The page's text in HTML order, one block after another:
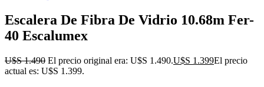
Escalera De Fibra De Vidrio 10.68m Fer-
40 Escalumex
U$S1.490 El precio original era: U$S 1.490.U$S 1.399El precio
actual es: U$S 1.399.